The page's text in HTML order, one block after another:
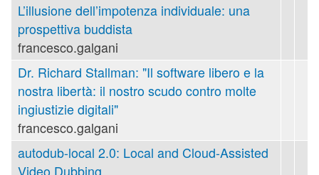
L’illusione dell’impotenza individuale: una
prospettiva buddista
francesco.galgani
Dr. Richard Stallman: "Il software libero e la
nostra libertà: il nostro scudo contro molte
ingiustizie digitali"
francesco.galgani
autodub-local 2.0: Local and Cloud-Assisted
Video Dubbing